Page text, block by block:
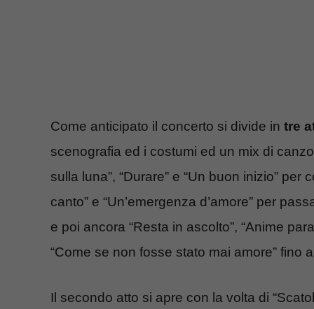
Come anticipato il concerto si divide in tre
scenografia ed i costumi ed un mix di
sulla luna”, “Durare” e “Un buon inizio” per
canto” e “Un’emergenza d’amore” per
e poi ancora “Resta in ascolto”, “Anime
“Come se non fosse stato mai amore” fino
Il secondo atto si apre con la volta di